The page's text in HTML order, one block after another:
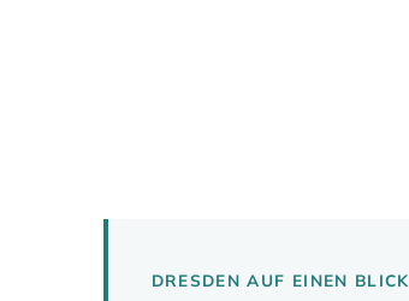
DRESDEN AUF EINEN BLICK